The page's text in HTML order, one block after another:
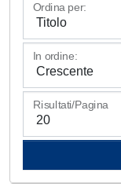
Ordina per:
In ordine:
Risultati/Pagina